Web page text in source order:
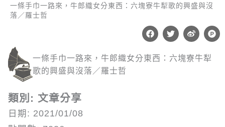
一條手巾一路來，牛郎織女分東西：六塊寮牛犁歌的興盛與沒
落／羅士哲
F
a
e
b
T
w
t
W
e
b
o
P
r
一條手巾一路來，牛郎織女分東西：六塊寮牛犁
歌的興盛與沒落／羅士哲
類別: 文章分享
日期: 2021/01/08